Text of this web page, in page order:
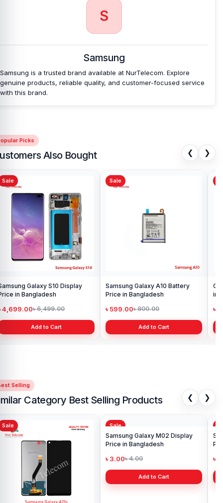
S
Samsung
Samsung is a trusted brand available at NurTelecom. Explore
genuine products, reliable quality, and customer-focused service
with this brand.
Picks
Also Bought ❮ ❯
Sale
Galaxy S10 Display
in Bangladesh
4,699.00৳ 6,499.00
Add to Cart
Sale
Samsung Galaxy A10 Battery
Price in Bangladesh
৳ 599.00৳ 800.00
Add to Cart
in
৳
Selling
Category Best Selling Products ❮ ❯
Sale Sale